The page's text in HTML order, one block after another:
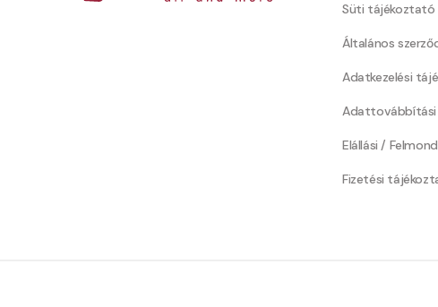
Süti tájékoztató
Általános
Adatkezelési
Elállási /
Fizetési